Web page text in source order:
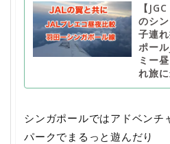
【
のシ
子連
ポー
ミー
れ旅
シンガポールではアドベンチ
パークでまるっと遊んだり